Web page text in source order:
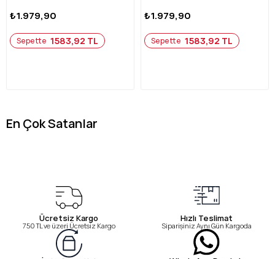
₺1.979,90
Sepette 1583,92 TL
₺1.979,90
Sepette 1583,92 TL
En Çok Satanlar
Ücretsiz Kargo
750 TL ve üzeri Ücretsiz Kargo
Hızlı Teslimat
Siparişiniz Aynı Gün Kargoda